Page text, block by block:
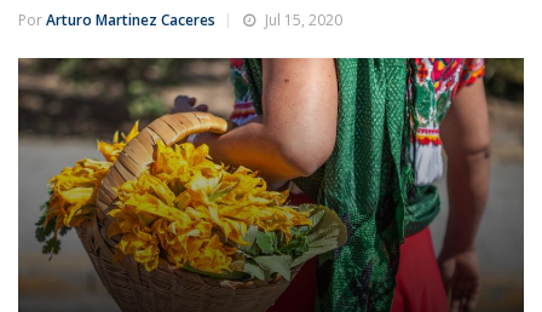
PorArturo Martinez Caceres Jul 15, 2020